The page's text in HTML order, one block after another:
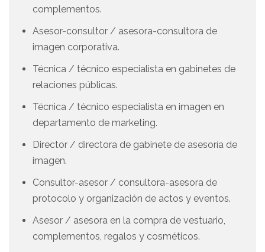
complementos.
Asesor-consultor / asesora-consultora de
imagen corporativa.
Técnica / técnico especialista en gabinetes de
relaciones públicas.
Técnica / técnico especialista en imagen en
departamento de marketing.
Director / directora de gabinete de asesoría de
imagen.
Consultor-asesor / consultora-asesora de
protocolo y organización de actos y eventos.
Asesor / asesora en la compra de vestuario,
complementos, regalos y cosméticos.